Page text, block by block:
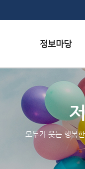
서식자료실
채용정보
인재정보
관련사이트
모두가 웃는 행복